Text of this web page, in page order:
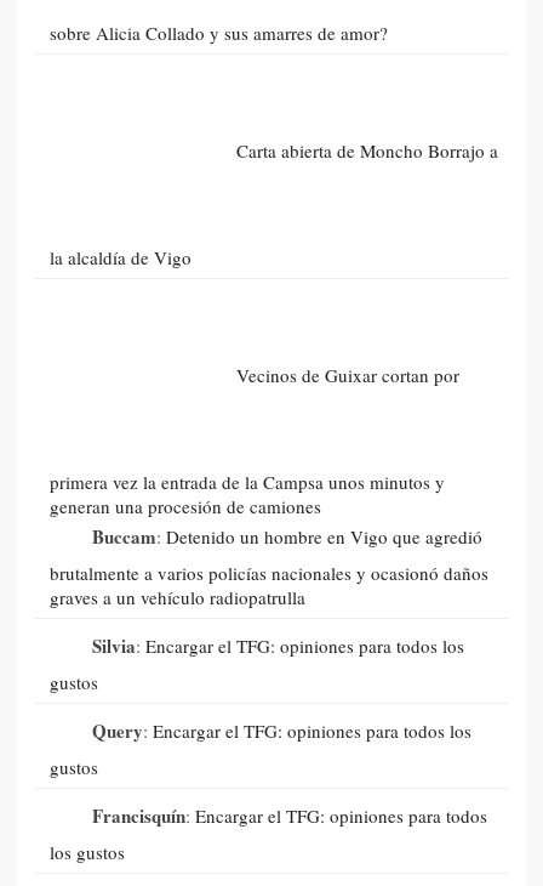
sobre Alicia Collado y sus amarres de amor?
Carta abierta de Moncho Borrajo a
la alcaldía de Vigo
Vecinos de Guixar cortan por
primera vez la entrada de la Campsa unos minutos y
generan una procesión de camiones
Buccam: Detenido un hombre en Vigo que agredió
brutalmente a varios policías nacionales y ocasionó daños
graves a un vehículo radiopatrulla
Silvia: Encargar el TFG: opiniones para todos los
gustos
Query: Encargar el TFG: opiniones para todos los
gustos
Francisquín: Encargar el TFG: opiniones para todos
los gustos